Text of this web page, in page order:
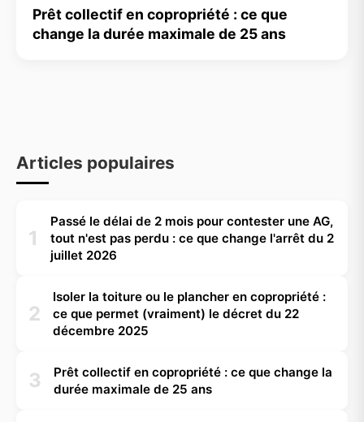
Prêt collectif en copropriété : ce que
change la durée maximale de 25 ans
Articles populaires
1
Passé le délai de 2 mois pour contester une AG,
tout n'est pas perdu : ce que change l'arrêt du 2
juillet 2026
2
Isoler la toiture ou le plancher en copropriété :
ce que permet (vraiment) le décret du 22
décembre 2025
3
Prêt collectif en copropriété : ce que change la
durée maximale de 25 ans